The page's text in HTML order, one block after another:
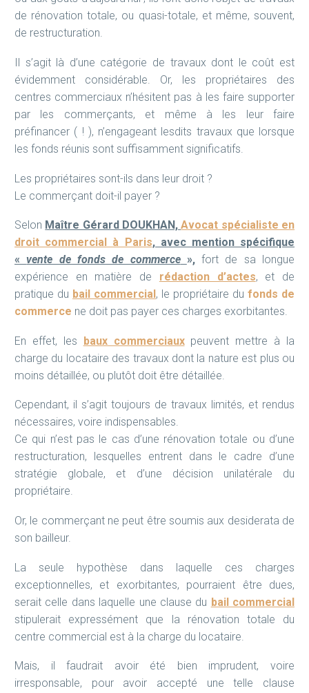
de rénovation totale, ou quasi-totale, et même, souvent,
de restructuration.
Il s’agit là d’une catégorie de travaux dont le coût est
évidemment considérable. Or, les propriétaires des
centres commerciaux n’hésitent pas à les faire supporter
par les commerçants, et même à les leur faire
préfinancer ( ! ), n’engageant lesdits travaux que lorsque
les fonds réunis sont suffisamment significatifs.
Les propriétaires sont-ils dans leur droit ?
Le commerçant doit-il payer ?
Selon Maître Gérard DOUKHAN,Avocat spécialiste en
droit commercial à Paris, avec mention spécifique
«vente de fonds de commerce »,fort de sa longue
expérience en matière de rédaction d’actes, et de
pratique du bail commercial , le propriétaire du fonds de
commerce ne doit pas payer ces charges exorbitantes.
En effet, les baux commerciauxpeuvent mettre à la
charge du locataire des travaux dont la nature est plus ou
moins détaillée, ou plutôt doit être détaillée.
Cependant, il s’agit toujours de travaux limités, et rendus
nécessaires, voire indispensables.
Ce qui n’est pas le cas d’une rénovation totale ou d’une
restructuration, lesquelles entrent dans le cadre d’une
stratégie globale, et d’une décision unilatérale du
propriétaire.
Or, le commerçant ne peut être soumis aux desiderata de
son bailleur.
La seule hypothèse dans laquelle ces charges
exceptionnelles, et exorbitantes, pourraient être dues,
serait celle dans laquelle une clause du bail commercial
stipulerait expressément que la rénovation totale du
centre commercial est à la charge du locataire.
Mais, il faudrait avoir été bien imprudent, voire
irresponsable, pour avoir accepté une telle clause